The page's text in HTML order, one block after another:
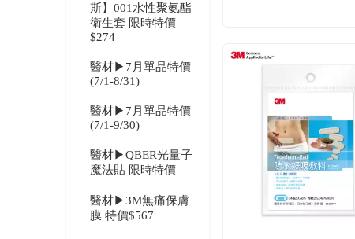
斯】001水性聚氨酯
衛生套 限時特價
$274
醫材▶7月單品特價
(7/1-8/31)
醫材▶7月單品特價
(7/1-9/30)
醫材▶QBER光量子
魔法貼 限時特價
醫材▶3M無痛保膚
膜 特價$567